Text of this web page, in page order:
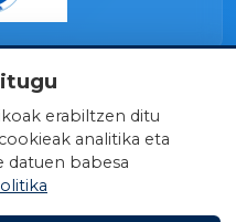
erabiltzen ditu
analitika eta
datuen babesa